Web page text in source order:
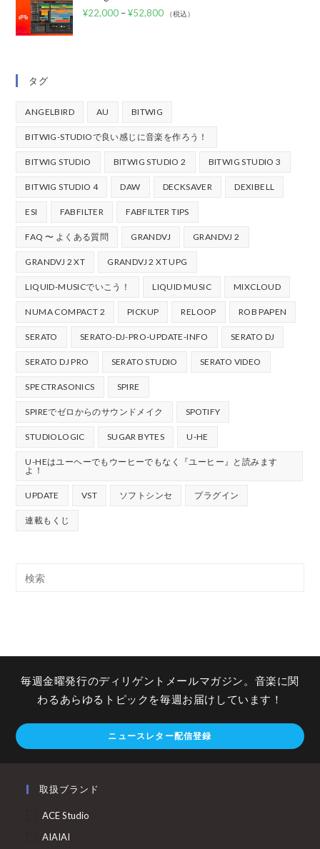
¥22,000 –¥52,800 （税込）
タグ
ANGELBIRD AU BITWIG
BITWIG-STUDIOで良い感じに音楽を作ろう！
BITWIG STUDIO BITWIG STUDIO 2 BITWIG STUDIO 3
BITWIG STUDIO 4 DAW DECKSAVER DEXIBELL
ESI FABFILTER FABFILTER TIPS
FAQ 〜 よくある質問 GRANDVJ GRANDVJ 2
GRANDVJ 2 XT GRANDVJ 2 XT UPG
LIQUID-MUSICでいこう！ LIQUID MUSIC MIXCLOUD
NUMA COMPACT 2 PICKUP RELOOP ROB PAPEN
SERATO SERATO-DJ-PRO-UPDATE-INFO SERATO DJ
SERATO DJ PRO SERATO STUDIO SERATO VIDEO
SPECTRASONICS SPIRE
SPIREでゼロからのサウンドメイク SPOTIFY
STUDIOLOGIC SUGAR BYTES U-HE
U-HEはユーヘーでもウーヒーでもなく『ユーヒー』と読みます
よ！
UPDATE VST ソフトシンセ プラグイン
連載もくじ
毎週金曜発行のディリゲントメールマガジン。音楽に関
わるあらゆるトピックを毎週お届けしています！
ニュースレター配信登録
取扱ブランド
ACE Studio
AIAIAI